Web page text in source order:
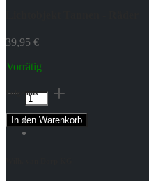
39,95 €
Vorrätig
Lichtobjekt
Tannen
-
Räder
In den Warenkorb
Folge uns